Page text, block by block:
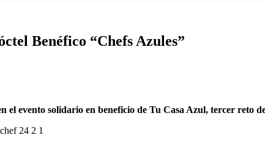
Benéfico “Chefs Azules”
el evento solidario en beneficio de Tu Casa Azul, tercer reto